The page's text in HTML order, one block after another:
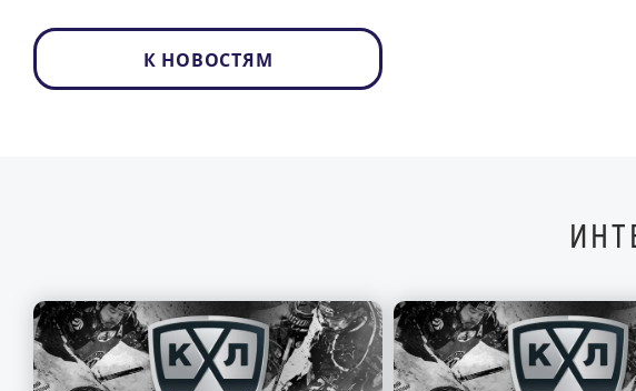
К НОВОСТЯМ